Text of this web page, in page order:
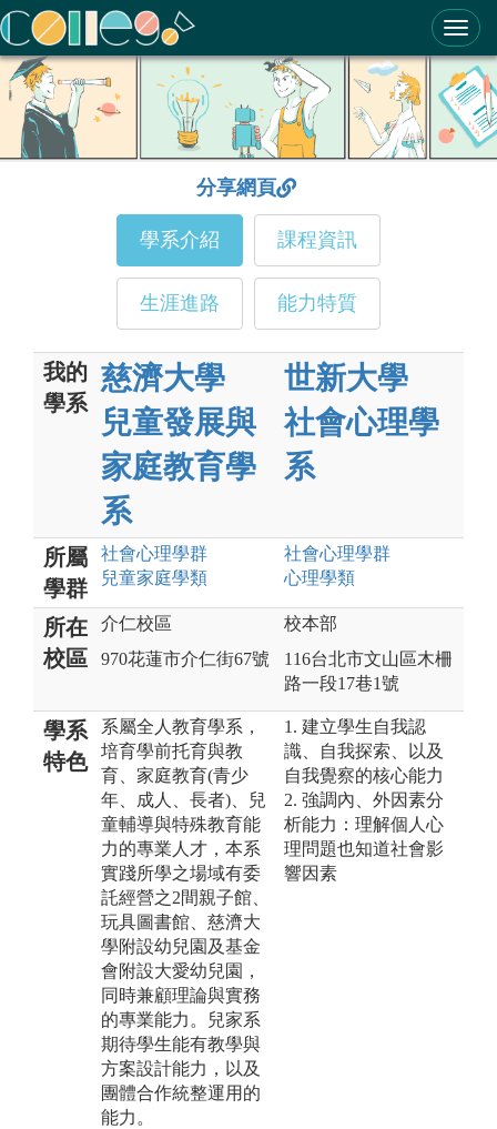
ColleGo! 大學選才與高中育才輔助系統
分享網頁
學系介紹 課程資訊
生涯進路 能力特質
我的
學系
慈濟大學
兒童發展與
家庭教育學
系
世新大學
社會心理學
系
所屬
學群
社會心理學群
兒童家庭學類
社會心理學群
心理學類
所在
校區
介仁校區
970花蓮市介仁街67號
校本部
116台北市文山區木柵
路一段17巷1號
學系
特色
系屬全人教育學系，
培育學前托育與教
育、家庭教育(青少
年、成人、長者)、兒
童輔導與特殊教育能
力的專業人才，本系
實踐所學之場域有委
託經營之2間親子館、
玩具圖書館、慈濟大
學附設幼兒園及基金
會附設大愛幼兒園，
同時兼顧理論與實務
的專業能力。兒家系
期待學生能有教學與
方案設計能力，以及
團體合作統整運用的
能力。
1. 建立學生自我認
識、自我探索、以及
自我覺察的核心能力
2. 強調內、外因素分
析能力：理解個人心
理問題也知道社會影
響因素